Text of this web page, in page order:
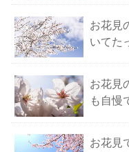
お花見
いてた
お花見
も自慢
お花見